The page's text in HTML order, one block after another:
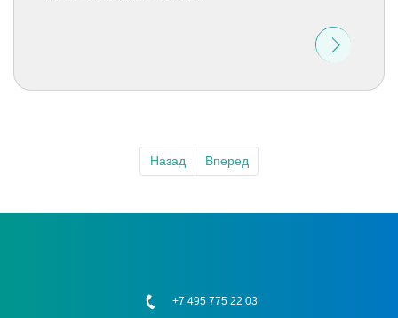
Назад Вперед
+7 495 775 22 03